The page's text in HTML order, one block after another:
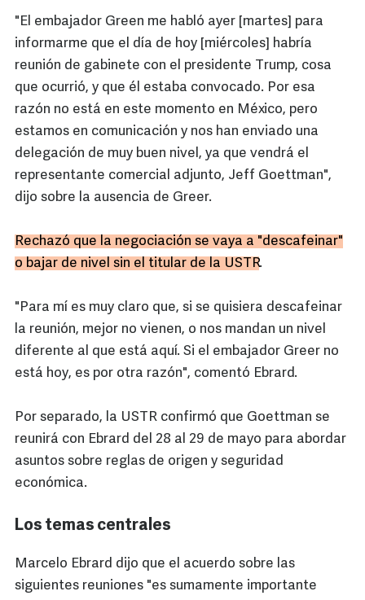
"El embajador Green me habló ayer [martes] para
informarme que el día de hoy [miércoles] habría
reunión de gabinete con el presidente Trump, cosa
que ocurrió, y que él estaba convocado. Por esa
razón no está en este momento en México, pero
estamos en comunicación y nos han enviado una
delegación de muy buen nivel, ya que vendrá el
representante comercial adjunto, Jeff Goettman",
dijo sobre la ausencia de Greer.
Rechazó que la negociación se vaya a "descafeinar"
o bajar de nivel sin el titular de la USTR.
"Para mí es muy claro que, si se quisiera descafeinar
la reunión, mejor no vienen, o nos mandan un nivel
diferente al que está aquí. Si el embajador Greer no
está hoy, es por otra razón", comentó Ebrard.
Por separado, la USTR confirmó que Goettman se
reunirá con Ebrard del 28 al 29 de mayo para abordar
asuntos sobre reglas de origen y seguridad
económica.
Los temas centrales
Marcelo Ebrard dijo que el acuerdo sobre las
siguientes reuniones "es sumamente importante